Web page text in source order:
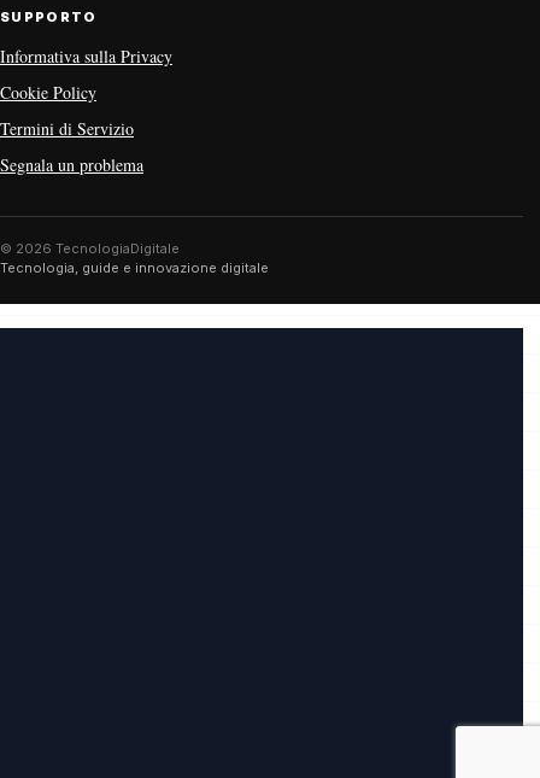
SUPPORTO
Informativa sulla Privacy
Cookie Policy
Termini di Servizio
Segnala un problema
© 2026 TecnologiaDigitale
Tecnologia, guide e innovazione digitale